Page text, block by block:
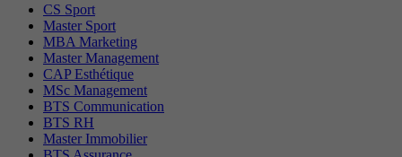
CS Sport
Master Sport
MBA Marketing
Master Management
CAP Esthétique
MSc Management
BTS Communication
BTS RH
Master Immobilier